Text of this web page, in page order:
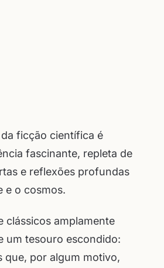
ficção científica é
fascinante, repleta de
e reflexões profundas
e o cosmos.
clássicos amplamente
um tesouro escondido:
que, por algum motivo,